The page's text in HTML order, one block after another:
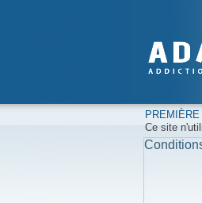
Ce site